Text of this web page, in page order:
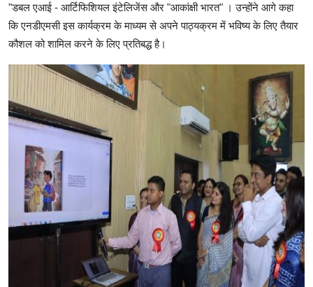
"डबल एआई - आर्टिफिशियल इंटेलिजेंस और "आकांक्षी भारत" । उन्होंने आगे कहा
कि एनडीएमसी इस कार्यक्रम के माध्यम से अपने पाठ्यक्रम में भविष्य के लिए तैयार
कौशल को शामिल करने के लिए प्रतिबद्ध है।